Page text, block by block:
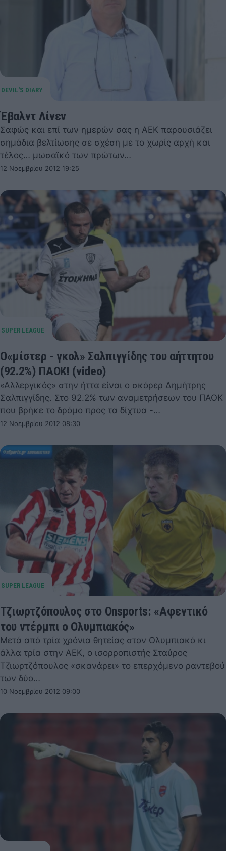
Έβαλντ Λίνεν
Σαφώς και επί των ημερών σας η ΑΕΚ παρουσιάζει
σημάδια βελτίωσης σε σχέση με το χωρίς αρχή και
τέλος… μωσαϊκό των πρώτων…
12 Νοεμβρίου 2012 19:25
Ο«μίστερ - γκολ» Σαλπιγγίδης του αήττητου
(92.2%) ΠΑΟΚ! (video)
«Αλλεργικός» στην ήττα είναι ο σκόρερ Δημήτρης
Σαλπιγγίδης. Στο 92.2% των αναμετρήσεων του ΠΑΟΚ
που βρήκε το δρόμο προς τα δίχτυα -…
12 Νοεμβρίου 2012 08:30
Τζιωρτζόπουλος στο Onsports: «Αφεντικό
του ντέρμπι ο Ολυμπιακός»
Μετά από τρία χρόνια θητείας στον Ολυμπιακό κι
άλλα τρία στην ΑΕΚ, ο ισορροπιστής Σταύρος
Τζιωρτζόπουλος «σκανάρει» το επερχόμενο ραντεβού
των δύο…
10 Νοεμβρίου 2012 09:00